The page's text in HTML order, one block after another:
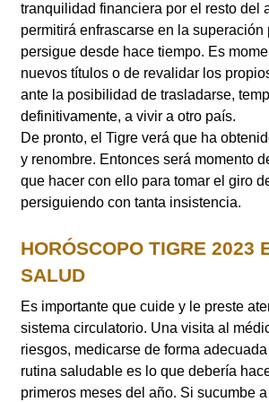
tranquilidad financiera por el resto del
permitirá enfrascarse en la superación
persigue desde hace tiempo. Es
nuevos títulos o de revalidar los
ante la posibilidad de trasladarse,
definitivamente, a vivir a otro país.
De pronto, el Tigre verá que ha
y renombre. Entonces será momento
que hacer con ello para tomar el giro
persiguiendo con tanta insistencia.
HORÓSCOPO TIGRE 2023
SALUD
Es importante que cuide y le preste
sistema circulatorio. Una visita al
riesgos, medicarse de forma
rutina saludable es lo que debería
primeros meses del año. Si sucumbe